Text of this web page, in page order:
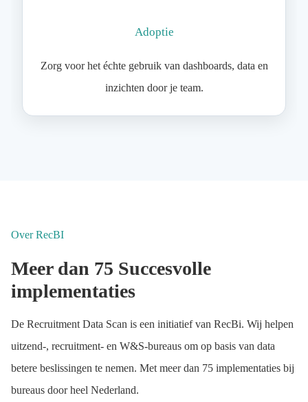
Adoptie
Zorg voor het échte gebruik van dashboards, data en
inzichten door je team.
Over RecBI
Meer dan 75 Succesvolle
implementaties
De Recruitment Data Scan is een initiatief van RecBi. Wij helpen
uitzend-, recruitment- en W&S-bureaus om op basis van data
betere beslissingen te nemen. Met meer dan 75 implementaties bij
bureaus door heel Nederland.